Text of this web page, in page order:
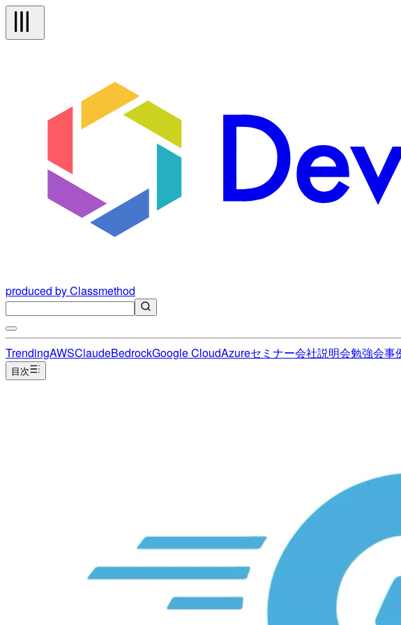
produced by Classmethod
TrendingAWSClaudeBedrockGoogle CloudAzureセミナー会社説明会勉強会事
目次